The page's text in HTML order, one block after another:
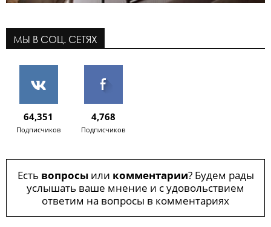
МЫ В СОЦ. СЕТЯХ
64,351
Подписчиков
4,768
Подписчиков
Есть вопросыили комментарии? Будем рады
услышать ваше мнение и с удовольствием
ответим на вопросы в комментариях